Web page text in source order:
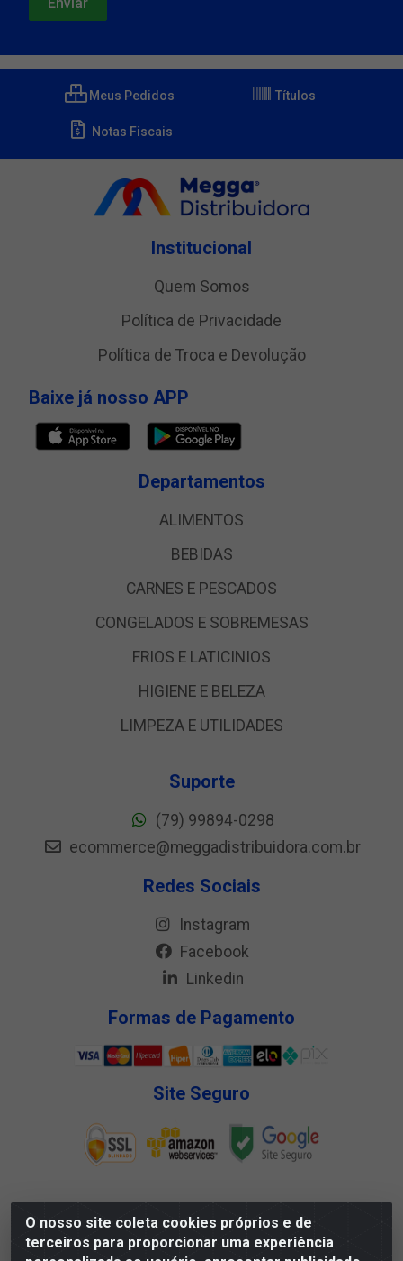
O nosso site coleta cookies próprios e de
terceiros para proporcionar uma experiência
Meus Pedidos Títulos
Notas Fiscais
Institucional
Quem Somos
Política de Privacidade
Política de Troca e Devolução
Baixe já nosso APP
Departamentos
ALIMENTOS
BEBIDAS
CARNES E PESCADOS
CONGELADOS E SOBREMESAS
FRIOS E LATICINIOS
HIGIENE E BELEZA
LIMPEZA E UTILIDADES
Suporte
(79) 99894-0298
ecommerce@meggadistribuidora.com.br
Redes Sociais
Instagram
Facebook
Linkedin
Formas de Pagamento
Site Seguro
Megga Distribuidora LTDA - Rua Deputado Jesse
Ferreira Trindade, 1328 - Matadouro, Propriá/SE - CEP